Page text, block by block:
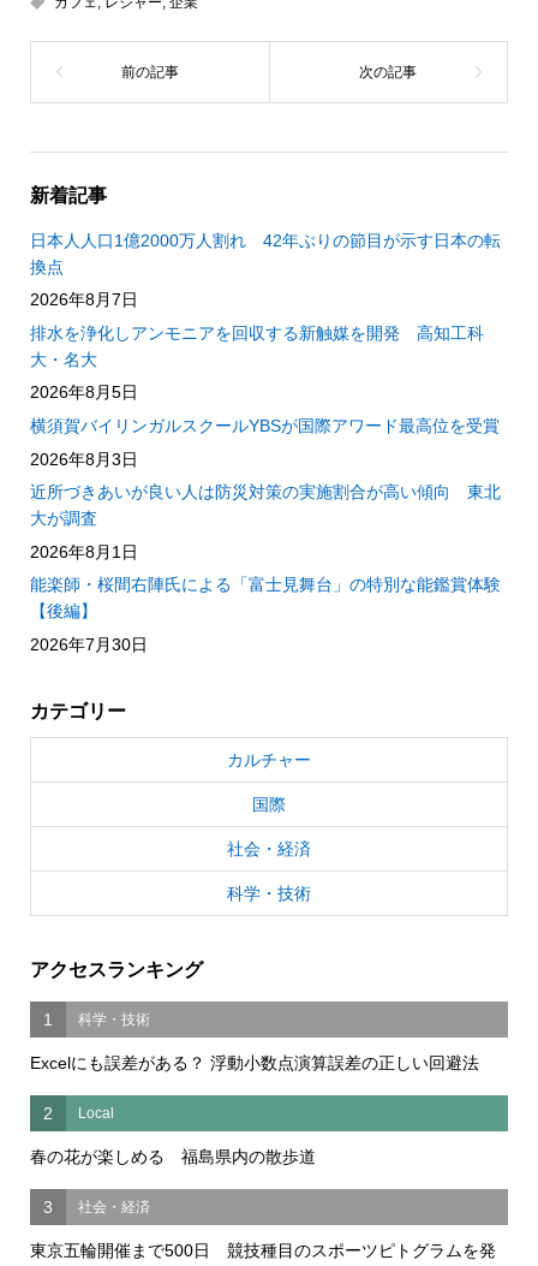
新着記事
日本人人口1億2000万人割れ 42年ぶりの節目が示す日本の転
換点
2026年8月7日
排水を浄化しアンモニアを回収する新触媒を開発 高知工科
大・名大
2026年8月5日
横須賀バイリンガルスクールYBSが国際アワード最高位を受賞
2026年8月3日
近所づきあいが良い人は防災対策の実施割合が高い傾向 東北
大が調査
2026年8月1日
能楽師・桜間右陣氏による「富士見舞台」の特別な能鑑賞体験
【後編】
2026年7月30日
カテゴリー
カルチャー
国際
社会・経済
科学・技術
アクセスランキング
1 科学・技術
Excelにも誤差がある？ 浮動小数点演算誤差の正しい回避法
2 Local
春の花が楽しめる 福島県内の散歩道
3 社会・経済
東京五輪開催まで500日 競技種目のスポーツピトグラムを発